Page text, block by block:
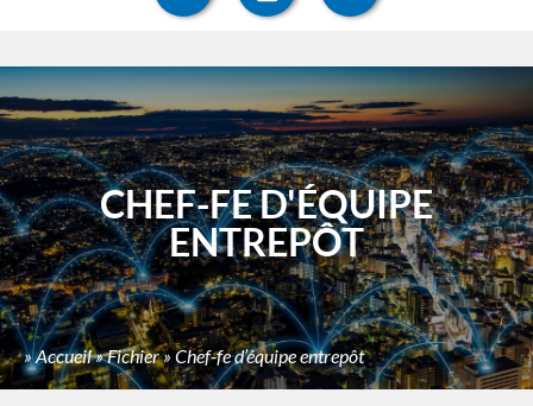
CHEF-FE D'ÉQUIPE
ENTREPÔT
»Accueil»Fichier»Chef-fe d’équipe entrepôt